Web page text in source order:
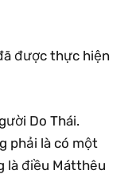
được thực hiện
Do Thái.
phải là có một
là điều Mátthêu